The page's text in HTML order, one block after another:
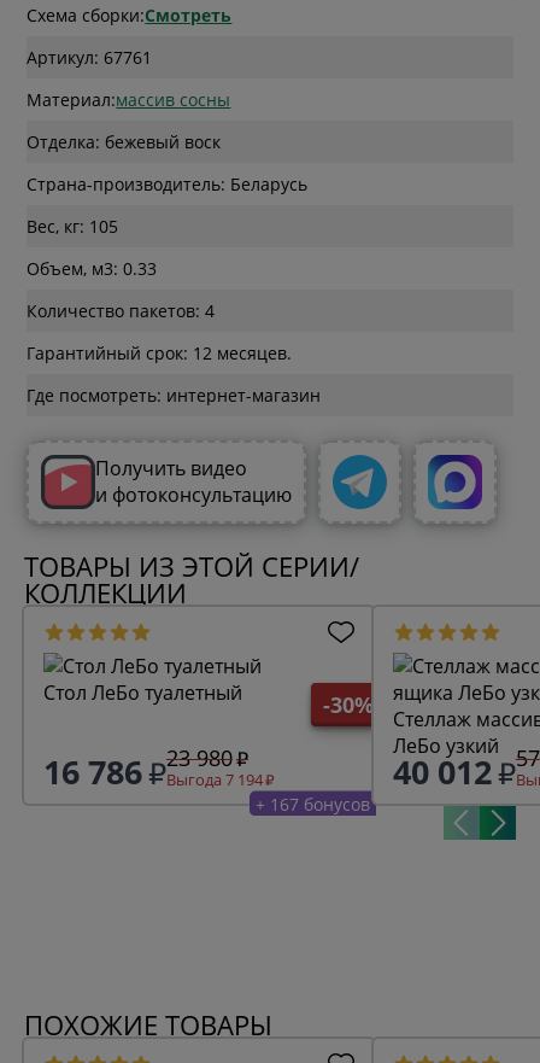
Схема сборки:Смотреть
Артикул: 67761
Материал:массив сосны
Отделка: бежевый воск
Страна-производитель: Беларусь
Вес, кг: 105
Объем, м3: 0.33
Количество пакетов: 4
Гарантийный срок: 12 месяцев.
Где посмотреть: интернет-магазин
Получить видео
и фотоконсультацию
ТОВАРЫ ИЗ ЭТОЙ СЕРИИ/
КОЛЛЕКЦИИ
-30%
Стол ЛеБо туалетный
16 786 23 980
Выгода 7 194
+ 167 бонусов
Стеллаж
ЛеБо узкий
40 012
ПОХОЖИЕ ТОВАРЫ